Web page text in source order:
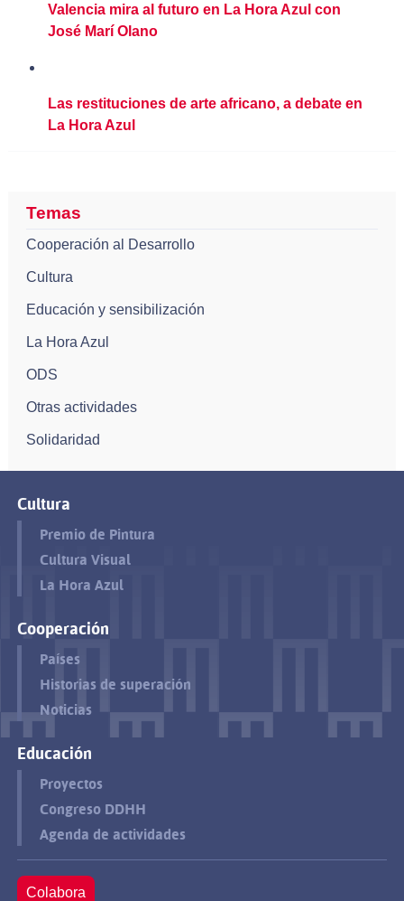
Valencia mira al futuro en La Hora Azul con
José Marí Olano
Las restituciones de arte africano, a debate en
La Hora Azul
Temas
Cooperación al Desarrollo
Cultura
Educación y sensibilización
La Hora Azul
ODS
Otras actividades
Solidaridad
Cultura
Premio de Pintura
Cultura Visual
La Hora Azul
Cooperación
Países
Historias de superación
Noticias
Educación
Proyectos
Congreso DDHH
Agenda de actividades
Colabora